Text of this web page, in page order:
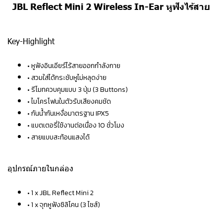
JBL Reflect Mini 2 Wireless In-Ear หูฟังไร้สาย
Key-Highlight
• หูฟังอินเอียร์ไร้สายออกกำลังกาย
• สวมใส่ได้กระชับหูไม่หลุดง่าย
• รีโมทควบคุมแบบ 3 ปุ่ม (3 Buttons)
• ไมโครโฟนในตัวรับเสียงคมชัด
• กันน้ำกันเหงื่อมาตรฐาน IPX5
• แบตเตอรี่ใช้งานต่อเนื่อง 10 ชั่วโมง
• สายแบบสะท้อนแสงได้
อุปกรณ์ภายในกล่อง
• 1 x JBL Reflect Mini 2
• 1 x จุกหูฟังซิลิโคน (3 ไซส์)